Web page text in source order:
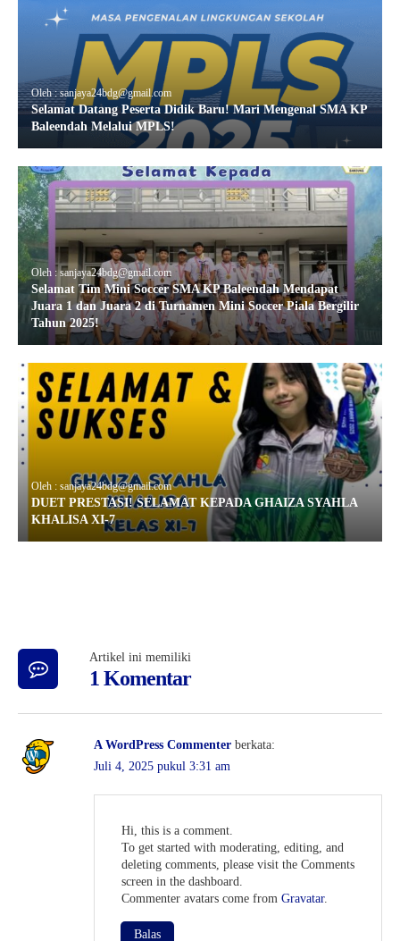
Oleh : sanjaya24bdg@gmail.com
Selamat Datang Peserta Didik Baru! Mari Mengenal SMA KP
Baleendah Melalui MPLS!
Oleh : sanjaya24bdg@gmail.com
Selamat Tim Mini Soccer SMA KP Baleendah Mendapat
Juara 1 dan Juara 2 di Turnamen Mini Soccer Piala Bergilir
Tahun 2025!
Oleh : sanjaya24bdg@gmail.com
DUET PRESTASI! SELAMAT KEPADA GHAIZA SYAHLA
KHALISA XI-7
Artikel ini memiliki
1 Komentar
A WordPress Commenter berkata:
Juli 4, 2025 pukul 3:31 am
Hi, this is a comment.
To get started with moderating, editing, and
deleting comments, please visit the Comments
screen in the dashboard.
Commenter avatars come from Gravatar.
Balas